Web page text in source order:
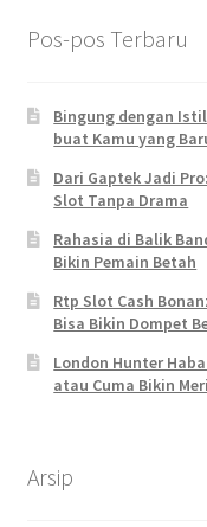
Pos-pos Terbaru
Bingung dengan
buat Kamu yang
Dari Gaptek Jadi
Slot Tanpa Drama
Rahasia di Balik
Bikin Pemain Betah
Rtp Slot Cash
Bisa Bikin Dompet
London Hunter
atau Cuma Bikin
Arsip